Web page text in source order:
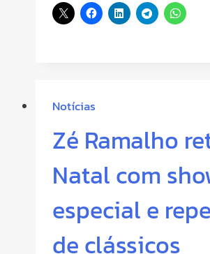
Notícias
Zé Ramalho
Natal com
especial e
de clássicos